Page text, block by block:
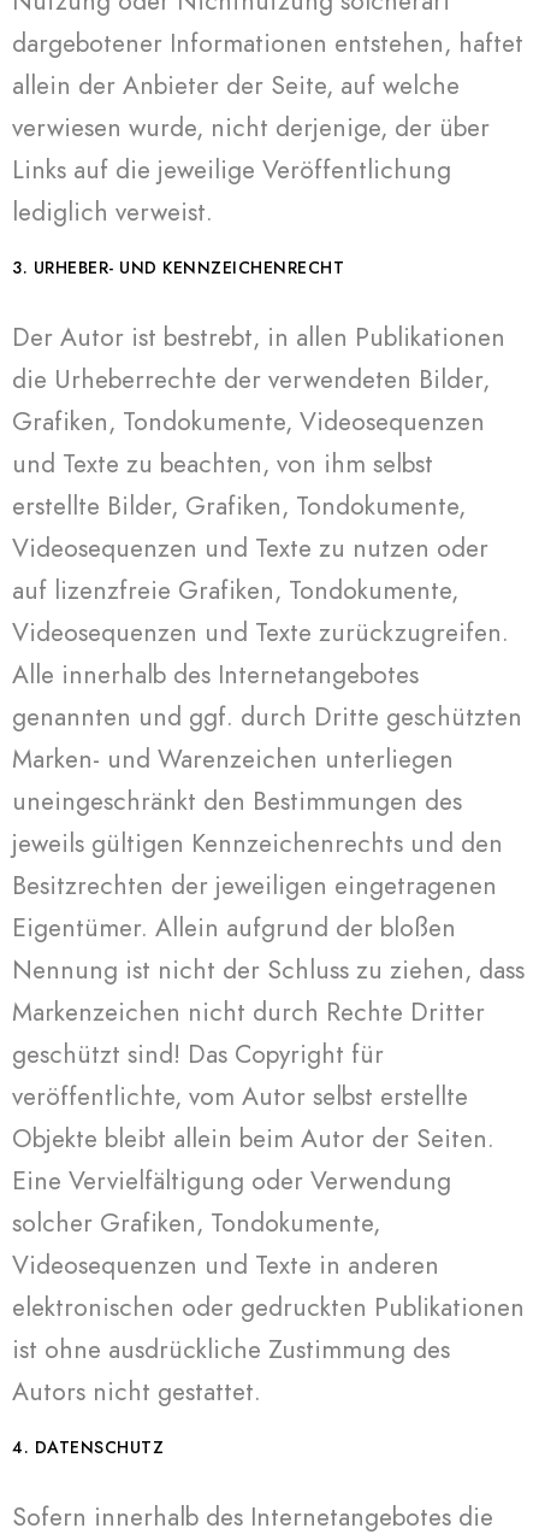
dargebotener Informationen entstehen, haftet
allein der Anbieter der Seite, auf welche
verwiesen wurde, nicht derjenige, der über
Links auf die jeweilige Veröffentlichung
lediglich verweist.
3. URHEBER- UND KENNZEICHENRECHT
Der Autor ist bestrebt, in allen Publikationen
die Urheberrechte der verwendeten Bilder,
Grafiken, Tondokumente, Videosequenzen
und Texte zu beachten, von ihm selbst
erstellte Bilder, Grafiken, Tondokumente,
Videosequenzen und Texte zu nutzen oder
auf lizenzfreie Grafiken, Tondokumente,
Videosequenzen und Texte zurückzugreifen.
Alle innerhalb des Internetangebotes
genannten und ggf. durch Dritte geschützten
Marken- und Warenzeichen unterliegen
uneingeschränkt den Bestimmungen des
jeweils gültigen Kennzeichenrechts und den
Besitzrechten der jeweiligen eingetragenen
Eigentümer. Allein aufgrund der bloßen
Nennung ist nicht der Schluss zu ziehen, dass
Markenzeichen nicht durch Rechte Dritter
geschützt sind! Das Copyright für
veröffentlichte, vom Autor selbst erstellte
Objekte bleibt allein beim Autor der Seiten.
Eine Vervielfältigung oder Verwendung
solcher Grafiken, Tondokumente,
Videosequenzen und Texte in anderen
elektronischen oder gedruckten Publikationen
ist ohne ausdrückliche Zustimmung des
Autors nicht gestattet.
4. DATENSCHUTZ
Sofern innerhalb des Internetangebotes die